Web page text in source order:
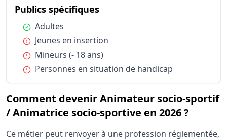
Publics spécifiquesdu métier Animateur
Condition :
Adultes
Condition :
Jeunes en insertion
Condition :
Mineurs (- 18 ans)
Condition :
Personnes en situation de handicap
Comment devenir Animateur socio-sportif
/ Animatrice socio-sportive en 2026 ?
Ce métier peut renvoyer à une profession réglementée,